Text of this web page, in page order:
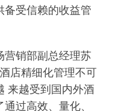
备受信赖的收益管
营销部副总经理苏
店精细化管理不可
来越受到国内外酒
过高效、量化、